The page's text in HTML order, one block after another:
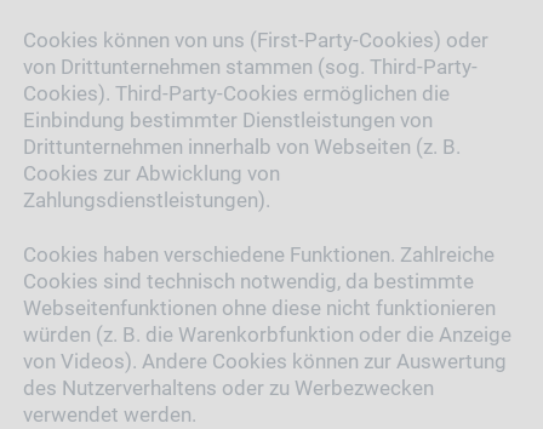
Cookies können von uns (First-Party-Cookies) oder
von Drittunternehmen stammen (sog. Third-Party-
Cookies). Third-Party-Cookies ermöglichen die
Einbindung bestimmter Dienstleistungen von
Drittunternehmen innerhalb von Webseiten (z. B.
Cookies zur Abwicklung von
Zahlungsdienstleistungen).
Cookies haben verschiedene Funktionen. Zahlreiche
Cookies sind technisch notwendig, da bestimmte
Webseitenfunktionen ohne diese nicht funktionieren
würden (z. B. die Warenkorbfunktion oder die Anzeige
von Videos). Andere Cookies können zur Auswertung
des Nutzerverhaltens oder zu Werbezwecken
verwendet werden.